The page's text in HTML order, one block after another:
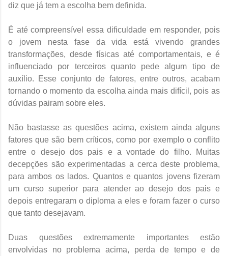
diz que já tem a escolha bem definida.
É até compreensível essa dificuldade em responder, pois
o jovem nesta fase da vida está vivendo grandes
transformações, desde físicas até comportamentais, e é
influenciado por terceiros quanto pede algum tipo de
auxílio. Esse conjunto de fatores, entre outros, acabam
tornando o momento da escolha ainda mais difícil, pois as
dúvidas pairam sobre eles.
Não bastasse as questões acima, existem ainda alguns
fatores que são bem críticos, como por exemplo o conflito
entre o desejo dos pais e a vontade do filho. Muitas
decepções são experimentadas a cerca deste problema,
para ambos os lados. Quantos e quantos jovens fizeram
um curso superior para atender ao desejo dos pais e
depois entregaram o diploma a eles e foram fazer o curso
que tanto desejavam.
Duas questões extremamente importantes estão
envolvidas no problema acima, perda de tempo e de